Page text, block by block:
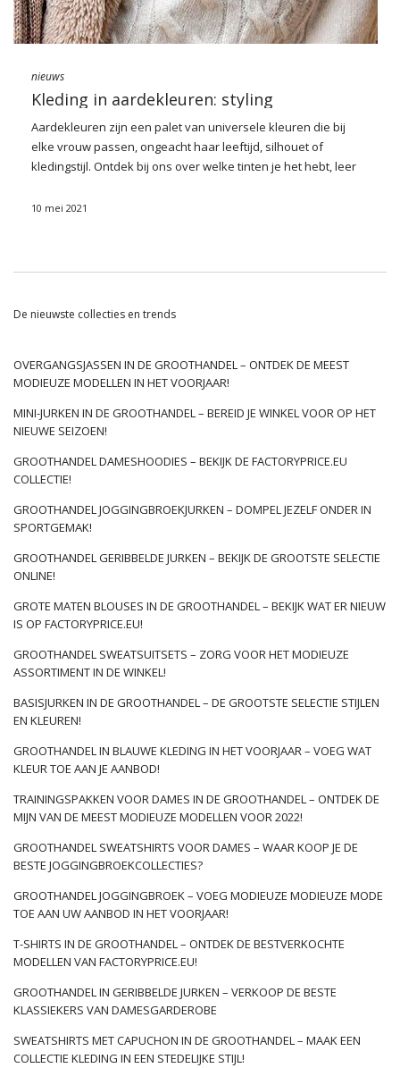
nodig is om na te denken over de snede. Het bepaalt vanaf
dat moment de …
nieuws
Kleding in aardekleuren: styling
Aardekleuren zijn een palet van universele kleuren die bij
elke vrouw passen, ongeacht haar leeftijd, silhouet of
kledingstijl. Ontdek bij ons over welke tinten je het hebt, leer
je een succesvolle styling kunt samenstellen voor
(lichtbruin, kameel, bruin), groen (kaki, olijf, gebotteld groen)
palet ook uit met tinten gele kleur geassocieerd met zand
(mosterd, stro). waaromDameskleding in aardekleuren
natuur, vrede en harmonie vinden. Onze setszijn zeer
veelzijdig – getinte kleuren zorgen ervoor dat elke styling er
geweldig uitziet. Voor gedempte kleuren in de kleur van het
land is het gemakkelijk om andere items uit de kledingkast te
10 mei 2021
De nieuwste collecties en trends
OVERGANGSJASSEN IN DE GROOTHANDEL – ONTDEK DE MEEST
MODIEUZE MODELLEN IN HET VOORJAAR!
MINI-JURKEN IN DE GROOTHANDEL – BEREID JE WINKEL VOOR OP HET
NIEUWE SEIZOEN!
GROOTHANDEL DAMESHOODIES – BEKIJK DE FACTORYPRICE.EU
COLLECTIE!
GROOTHANDEL JOGGINGBROEKJURKEN – DOMPEL JEZELF ONDER IN
SPORTGEMAK!
GROOTHANDEL GERIBBELDE JURKEN – BEKIJK DE GROOTSTE SELECTIE
ONLINE!
GROTE MATEN BLOUSES IN DE GROOTHANDEL – BEKIJK WAT ER NIEUW
IS OP FACTORYPRICE.EU!
GROOTHANDEL SWEATSUITSETS – ZORG VOOR HET MODIEUZE
ASSORTIMENT IN DE WINKEL!
BASISJURKEN IN DE GROOTHANDEL – DE GROOTSTE SELECTIE STIJLEN
EN KLEUREN!
GROOTHANDEL IN BLAUWE KLEDING IN HET VOORJAAR – VOEG WAT
KLEUR TOE AAN JE AANBOD!
TRAININGSPAKKEN VOOR DAMES IN DE GROOTHANDEL – ONTDEK DE
MIJN VAN DE MEEST MODIEUZE MODELLEN VOOR 2022!
GROOTHANDEL SWEATSHIRTS VOOR DAMES – WAAR KOOP JE DE
BESTE JOGGINGBROEKCOLLECTIES?
GROOTHANDEL JOGGINGBROEK – VOEG MODIEUZE MODIEUZE MODE
TOE AAN UW AANBOD IN HET VOORJAAR!
T-SHIRTS IN DE GROOTHANDEL – ONTDEK DE BESTVERKOCHTE
MODELLEN VAN FACTORYPRICE.EU!
GROOTHANDEL IN GERIBBELDE JURKEN – VERKOOP DE BESTE
KLASSIEKERS VAN DAMESGARDEROBE
SWEATSHIRTS MET CAPUCHON IN DE GROOTHANDEL – MAAK EEN
COLLECTIE KLEDING IN EEN STEDELIJKE STIJL!